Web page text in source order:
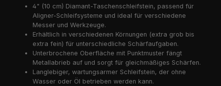
4" (10 cm) Diamant-Taschenschleifstein, passend für
Aligner-Schleifsysteme und ideal für verschiedene
Messer und Werkzeuge.
Erhältlich in verschiedenen Körnungen (extra grob bis
extra fein) für unterschiedliche Schärfaufgaben.
Unterbrochene Oberfläche mit Punktmuster fängt
Metallabrieb auf und sorgt für gleichmäßiges Schärfen.
Langlebiger, wartungsarmer Schleifstein, der ohne
Wasser oder Öl betrieben werden kann.